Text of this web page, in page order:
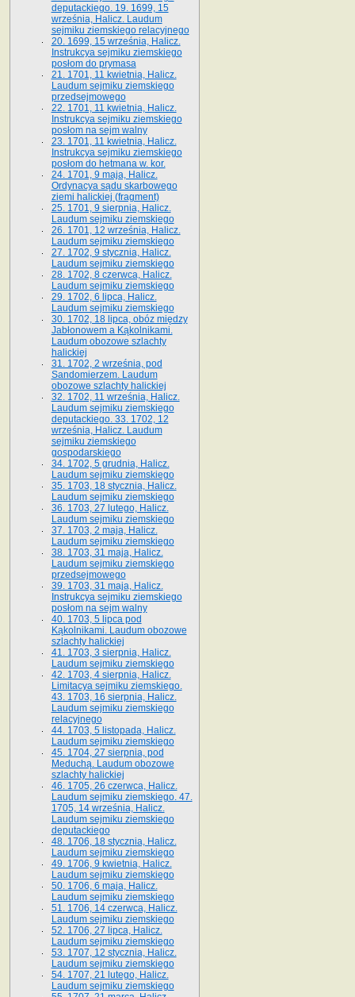
deputackiego. 19. 1699, 15
września, Halicz. Laudum
sejmiku ziemskiego relacyjnego
20. 1699, 15 września, Halicz.
Instrukcya sejmiku ziemskiego
posłom do prymasa
21. 1701, 11 kwietnia, Halicz.
Laudum sejmiku ziemskiego
przedsejmowego
22. 1701, 11 kwietnia, Halicz.
Instrukcya sejmiku ziemskiego
posłom na sejm walny
23. 1701, 11 kwietnia, Halicz.
Instrukcya sejmiku ziemskiego
posłom do hetmana w. kor.
24. 1701, 9 maja, Halicz.
Ordynacya sądu skarbowego
ziemi halickiej (fragment)
25. 1701, 9 sierpnia, Halicz.
Laudum sejmiku ziemskiego
26. 1701, 12 września, Halicz.
Laudum sejmiku ziemskiego
27. 1702, 9 stycznia, Halicz.
Laudum sejmiku ziemskiego
28. 1702, 8 czerwca, Halicz.
Laudum sejmiku ziemskiego
29. 1702, 6 lipca, Halicz.
Laudum sejmiku ziemskiego
30. 1702, 18 lipca, obóz między
Jabłonowem a Kąkolnikami.
Laudum obozowe szlachty
halickiej
31. 1702, 2 września, pod
Sandomierzem. Laudum
obozowe szlachty halickiej
32. 1702, 11 września, Halicz.
Laudum sejmiku ziemskiego
deputackiego. 33. 1702, 12
września, Halicz. Laudum
sejmiku ziemskiego
gospodarskiego
34. 1702, 5 grudnia, Halicz.
Laudum sejmiku ziemskiego
35. 1703, 18 stycznia, Halicz.
Laudum sejmiku ziemskiego
36. 1703, 27 lutego, Halicz.
Laudum sejmiku ziemskiego
37. 1703, 2 maja, Halicz.
Laudum sejmiku ziemskiego
38. 1703, 31 maja, Halicz.
Laudum sejmiku ziemskiego
przedsejmowego
39. 1703, 31 maja, Halicz.
Instrukcya sejmiku ziemskiego
posłom na sejm walny
40. 1703, 5 lipca pod
Kąkolnikami. Laudum obozowe
szlachty halickiej
41­. 1703, 3 sierpnia, Halicz.
Laudum sejmiku ziemskiego
42. 1703, 4 sierpnia, Halicz.
Limitacya sejmiku ziemskiego.
43. 1703, 16 sierpnia, Halicz.
Laudum sejmiku ziemskiego
relacyjnego
44. 1703, 5 listopada, Halicz.
Laudum sejmiku ziemskiego
45. 1704, 27 sierpnia, pod
Meduchą. Laudum obozowe
szlachty halickiej
46. 1705, 26 czerwca, Halicz.
Laudum sejmiku ziemskiego. 47.
1705, 14 września, Halicz.
Laudum sejmiku ziemskiego
deputackiego
48. 1706, 18 stycznia, Halicz.
Laudum sejmiku ziemskiego
49. 1706, 9 kwietnia, Halicz.
Laudum sejmiku ziemskiego
50. 1706, 6 maja, Halicz.
Laudum sejmiku ziemskiego
51. 1706, 14 czerwca, Halicz.
Laudum sejmiku ziemskiego
52. 1706, 27 lipca, Halicz.
Laudum sejmiku ziemskiego
53. 1707, 12 stycznia, Halicz.
Laudum sejmiku ziemskiego
54. 1707, 21 lutego, Halicz.
Laudum sejmiku ziemskiego